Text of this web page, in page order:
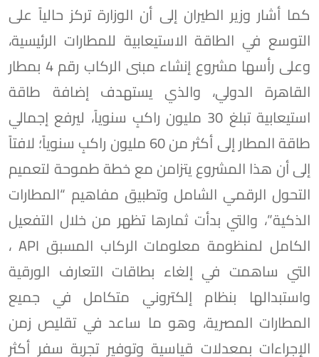
كما أشار وزير الطيران إلى أن الوزارة تركز حالياً على
التوسع في الطاقة الاستيعابية للمطارات الرئيسية،
وعلى رأسها مشروع إنشاء مبنى الركاب رقم 4 بمطار
القاهرة الدولي، والذي يستهدف إضافة طاقة
استيعابية تبلغ 30 مليون راكبٍ سنوياً، ليرفع إجمالي
طاقة المطار إلى أكثر من 60 مليون راكبٍ سنوياً؛ لافتاً
إلى أن هذا المشروع يتزامن مع خطة طموحة لتعميم
التحول الرقمي الشامل وتطبيق مفاهيم “المطارات
الذكية”، والتي بدأت ثمارها تظهر من خلال التفعيل
الكامل لمنظومة معلومات الركاب المسبق API ،
التي ساهمت في إلغاء بطاقات التعارف الورقية
واستبدالها بنظام إلكتروني متكامل في جميع
المطارات المصرية، وهو ما ساعد في تقليص زمن
الإجراءات بمعدلات قياسية وتوفير تجربة سفر أكثر